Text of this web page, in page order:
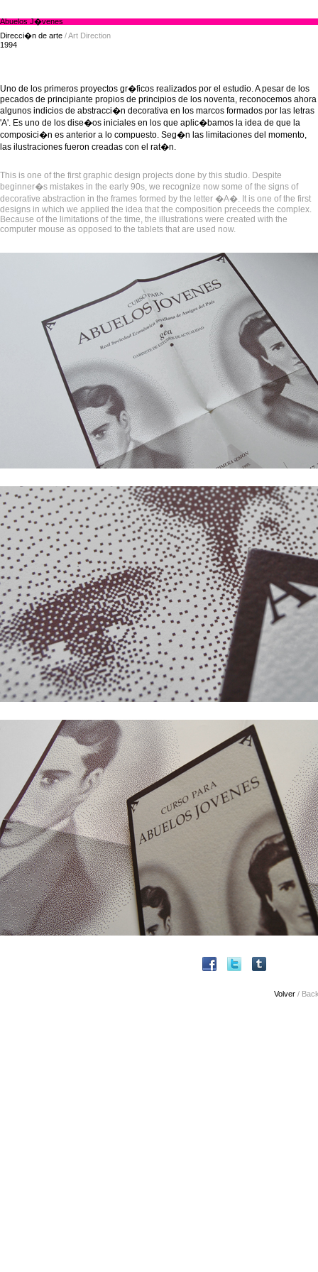
Abuelos J�venes
Direcci�n de arte / Art Direction
1994
Uno de los primeros proyectos gr�ficos realizados por el estudio. A pesar de los
pecados de principiante propios de principios de los noventa, reconocemos ahora
algunos indicios de abstracci�n decorativa en los marcos formados por las letras
'A'. Es uno de los dise�os iniciales en los que aplic�bamos la idea de que la
composici�n es anterior a lo compuesto. Seg�n las limitaciones del momento,
las ilustraciones fueron creadas con el rat�n.
This is one of the first graphic design projects done by this studio. Despite
beginner�s mistakes in the early 90s, we recognize now some of the signs of
decorative abstraction in the frames formed by the letter �A�. It is one of the first
designs in which we applied the idea that the composition preceeds the complex.
Because of the limitations of the time, the illustrations were created with the
computer mouse as opposed to the tablets that are used now.
Volver /